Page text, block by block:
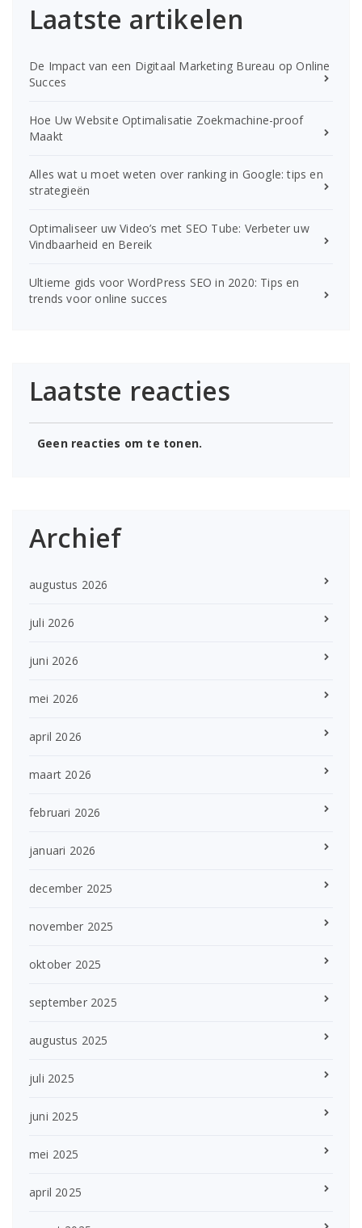
Laatste artikelen
De Impact van een Digitaal Marketing Bureau op Online
Succes
Hoe Uw Website Optimalisatie Zoekmachine-proof
Maakt
Alles wat u moet weten over ranking in Google: tips en
strategieën
Optimaliseer uw Video’s met SEO Tube: Verbeter uw
Vindbaarheid en Bereik
Ultieme gids voor WordPress SEO in 2020: Tips en
trends voor online succes
Laatste reacties
Geen reacties om te tonen.
Archief
augustus 2026
juli 2026
juni 2026
mei 2026
april 2026
maart 2026
februari 2026
januari 2026
december 2025
november 2025
oktober 2025
september 2025
augustus 2025
juli 2025
juni 2025
mei 2025
april 2025